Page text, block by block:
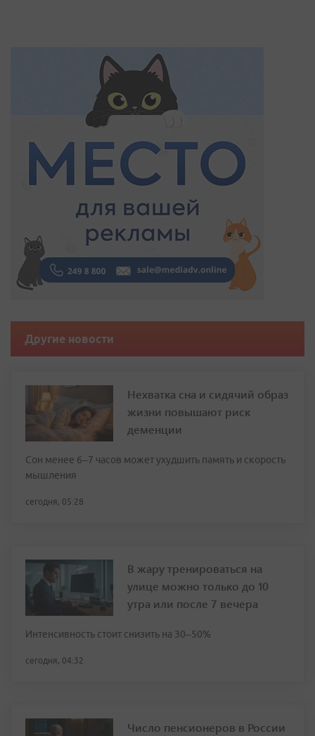
Другие новости
Нехватка сна и сидячий образ
жизни повышают риск
деменции
Сон менее 6–7 часов может ухудшить память и скорость
мышления
сегодня, 05:28
В жару тренироваться на
улице можно только до 10
утра или после 7 вечера
Интенсивность стоит снизить на 30–50%
сегодня, 04:32
Число пенсионеров в России